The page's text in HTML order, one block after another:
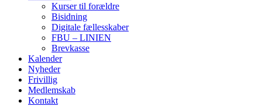
Kurser til forældre
Bisidning
Digitale fællesskaber
FBU – LINIEN
Brevkasse
Kalender
Nyheder
Frivillig
Medlemskab
Kontakt